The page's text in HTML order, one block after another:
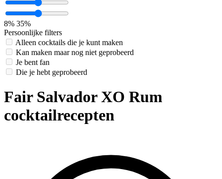
8% 35%
Persoonlijke filters
Alleen cocktails die je kunt maken
Kan maken maar nog niet geprobeerd
Je bent fan
Die je hebt geprobeerd
Fair Salvador XO Rum
cocktailrecepten